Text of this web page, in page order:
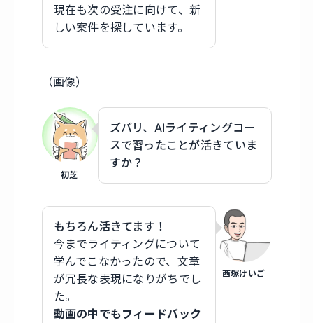
現在も次の受注に向けて、新
しい案件を探しています。
（画像）
初芝
ズバリ、AIライティングコー
スで習ったことが活きていま
すか？
西塚けいご
もちろん活きてます！
今までライティングについて
学んでこなかったので、文章
が冗長な表現になりがちでし
た。
動画の中でもフィードバック